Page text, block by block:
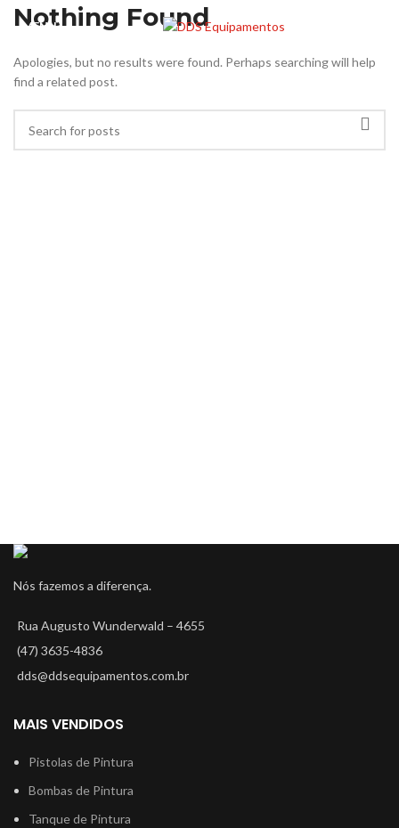
MENU
Nothing Found
Apologies, but no results were found. Perhaps searching will help
find a related post.
Nós fazemos a diferença.
Rua Augusto Wunderwald – 4655
(47) 3635-4836
dds@ddsequipamentos.com.br
MAIS VENDIDOS
Pistolas de Pintura
Bombas de Pintura
Tanque de Pintura